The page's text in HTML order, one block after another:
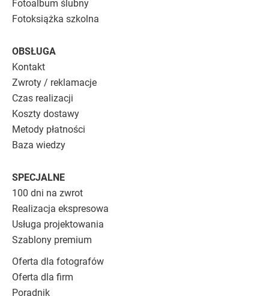
Fotoalbum ślubny
Fotoksiążka szkolna
OBSŁUGA
Kontakt
Zwroty / reklamacje
Czas realizacji
Koszty dostawy
Metody płatności
Baza wiedzy
SPECJALNE
100 dni na zwrot
Realizacja ekspresowa
Usługa projektowania
Szablony premium
Oferta dla fotografów
Oferta dla firm
Poradnik